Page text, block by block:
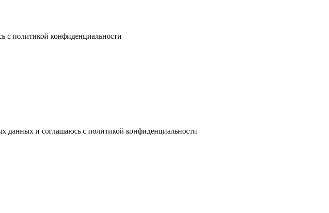
с политикой конфиденциальности
данных и соглашаюсь с политикой конфиденциальности